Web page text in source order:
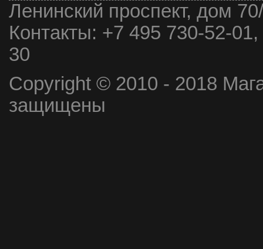
Ленинский проспект, дом
Контакты: +7 495 730-52-
30
Copyright © 2010 - 2018
защищены